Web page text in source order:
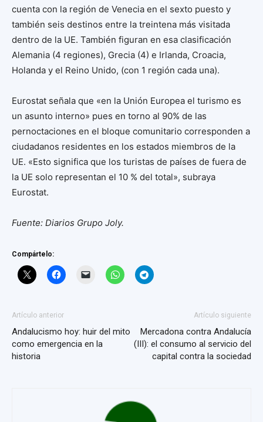
cuenta con la región de Venecia en el sexto puesto y
también seis destinos entre la treintena más visitada
dentro de la UE. También figuran en esa clasificación
Alemania (4 regiones), Grecia (4) e Irlanda, Croacia,
Holanda y el Reino Unido, (con 1 región cada una).
Eurostat señala que «en la Unión Europea el turismo es
un asunto interno» pues en torno al 90% de las
pernoctaciones en el bloque comunitario corresponden a
ciudadanos residentes en los estados miembros de la
UE. «Esto significa que los turistas de países de fuera de
la UE solo representan el 10 % del total», subraya
Eurostat.
Fuente: Diarios Grupo Joly.
Compártelo:
Artículo anterior
Andalucismo hoy: huir del mito
como emergencia en la
historia
Artículo siguiente
Mercadona contra Andalucía
(III): el consumo al servicio del
capital contra la sociedad